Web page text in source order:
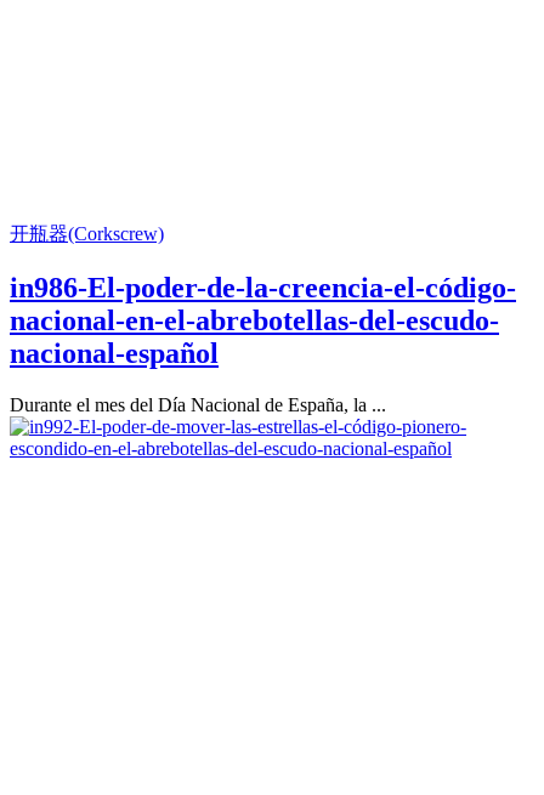
开瓶器(Corkscrew)
in986-El-poder-de-la-creencia-el-código-
nacional-en-el-abrebotellas-del-escudo-
nacional-español
Durante el mes del Día Nacional de España, la ...